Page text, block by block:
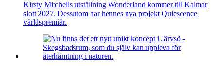
Kirsty Mitchells utställning Wonderland kommer till Kalmar
slott 2027. Dessutom har hennes nya projekt Quiescence
världspremiär.